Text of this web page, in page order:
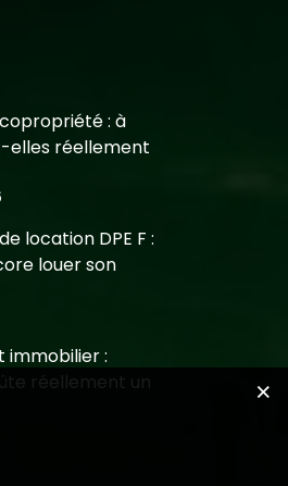
: à
elles réellement
location DPE F :
louer son
immobilier :
réellement un